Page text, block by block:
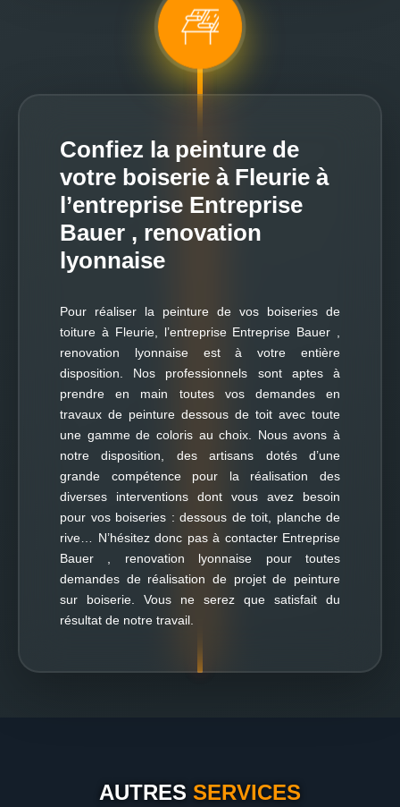
Confiez la peinture de
votre boiserie à Fleurie à
l’entreprise Entreprise
Bauer , renovation
lyonnaise
Pour réaliser la peinture de vos boiseries de
toiture à Fleurie, l’entreprise Entreprise Bauer ,
renovation lyonnaise est à votre entière
disposition. Nos professionnels sont aptes à
prendre en main toutes vos demandes en
travaux de peinture dessous de toit avec toute
une gamme de coloris au choix. Nous avons à
notre disposition, des artisans dotés d’une
grande compétence pour la réalisation des
diverses interventions dont vous avez besoin
pour vos boiseries : dessous de toit, planche de
rive… N’hésitez donc pas à contacter Entreprise
Bauer , renovation lyonnaise pour toutes
demandes de réalisation de projet de peinture
sur boiserie. Vous ne serez que satisfait du
résultat de notre travail.
AUTRES SERVICES